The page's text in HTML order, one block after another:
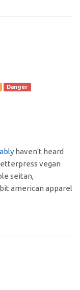
Danger
haven't heard
vegan
seitan,
american apparel